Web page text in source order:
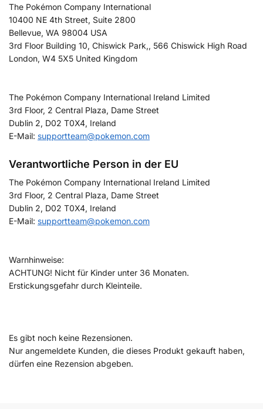
The Pokémon Company International
10400 NE 4th Street, Suite 2800
Bellevue, WA 98004 USA
3rd Floor Building 10, Chiswick Park,, 566 Chiswick High Road
London, W4 5X5 United Kingdom
The Pokémon Company International Ireland Limited
3rd Floor, 2 Central Plaza, Dame Street
Dublin 2, D02 T0X4, Ireland
E-Mail: supportteam@pokemon.com
Verantwortliche Person in der EU
The Pokémon Company International Ireland Limited
3rd Floor, 2 Central Plaza, Dame Street
Dublin 2, D02 T0X4, Ireland
E-Mail: supportteam@pokemon.com
Warnhinweise:
ACHTUNG! Nicht für Kinder unter 36 Monaten.
Erstickungsgefahr durch Kleinteile.
Es gibt noch keine Rezensionen.
Nur angemeldete Kunden, die dieses Produkt gekauft haben,
dürfen eine Rezension abgeben.